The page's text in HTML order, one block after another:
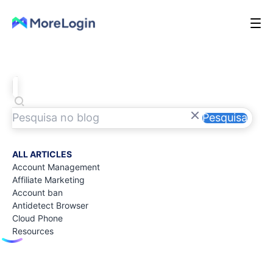
Pesquisa
ALL ARTICLES
Account Management
Affiliate Marketing
Account ban
Antidetect Browser
Cloud Phone
Resources